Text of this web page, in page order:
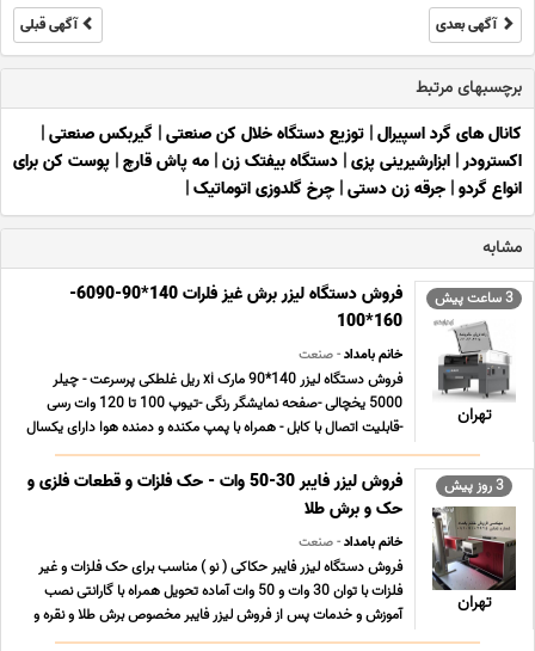
آگهی بعدی آگهی قبلی
برچسبهای مرتبط
کانال های گرد اسپیرال| توزیع دستگاه خلال کن صنعتی| گیربکس صنعتی|
اکسترودر| ابزارشیرینی پزی| دستگاه بیفتک زن| مه پاش قارچ| پوست کن برای
انواع گردو| جرقه زن دستی| چرخ گلدوزی اتوماتیک|
مشابه
3 ساعت پیش
تهران
فروش دستگاه لیزر برش غیز فلرات 140*90-6090-
160*100
خانم بامداد- صنعت
فروش دستگاه لیزر 140*90 مارک xi ریل غلطکی پرسرعت - چیلر
5000 یخچالی -صفحه نمایشگر رنگی -تیوپ 100 تا 120 وات رسی
-قابلیت اتصال با کابل - همراه با پمپ مکنده و دمنده هوا دارای یکسال
گارانتی - خدمات پس از فروش - نصب و آموزش کار با دستگاه مناسب
برای برش چرم و پارچه برش پلکسی و چوب و ا ... ...
3 روز پیش
تهران
فروش لیزر فایبر 30-50 وات - حک فلزات و قطعات فلزی و
حک و برش طلا
خانم بامداد- صنعت
فروش دستگاه لیزر فایبر حکاکی ( نو ) مناسب برای حک فلزات و غیر
فلزات با توان 30 وات و 50 وات آماده تحویل همراه با گارانتی نصب
آموزش و خدمات پس از فروش لیزر فایبر مخصوص برش طلا و نقره و
برنج قابلیت برش تا ضخامت1 میلیمتر و حکاکی چهره بر روی طلا